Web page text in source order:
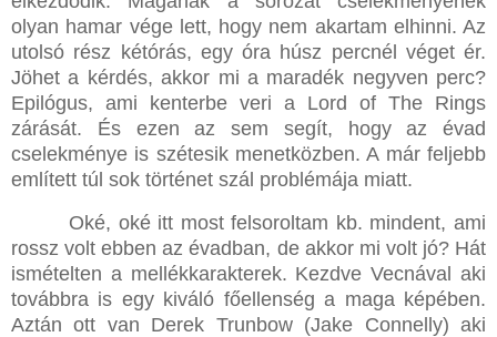
olyan hamar vége lett, hogy nem akartam elhinni. Az
utolsó rész kétórás, egy óra húsz percnél véget ér.
Jöhet a kérdés, akkor mi a maradék negyven perc?
Epilógus, ami kenterbe veri a Lord of The Rings
zárását. És ezen az sem segít, hogy az évad
cselekménye is szétesik menetközben. A már feljebb
említett túl sok történet szál problémája miatt.
Oké, oké itt most felsoroltam kb. mindent, ami
rossz volt ebben az évadban, de akkor mi volt jó? Hát
ismételten a mellékkarakterek. Kezdve Vecnával aki
továbbra is egy kiváló főellenség a maga képében.
Aztán ott van Derek Trunbow (Jake Connelly) aki